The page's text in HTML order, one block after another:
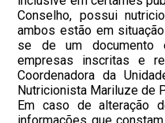
Conselho, possui
ambos estão em
se de um documento
empresas inscritas e
Coordenadora da
Nutricionista Mariluze de
Em caso de alteração